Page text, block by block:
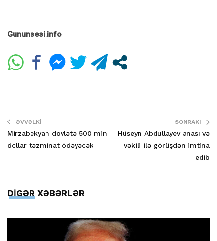
Gununsesi.info
ƏVVƏLKI
Mirzabekyan dövlətə 500 min
dollar təzminat ödəyəcək
SONRAKI
Hüseyn Abdullayev anası və
vəkili ilə görüşdən imtina
edib
DİGƏR XƏBƏRLƏR